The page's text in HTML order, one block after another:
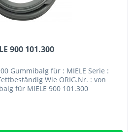
900 101.300
Gummibalg für : MIELE Serie :
Wie ORIG.Nr. : von
für MIELE 900 101.300